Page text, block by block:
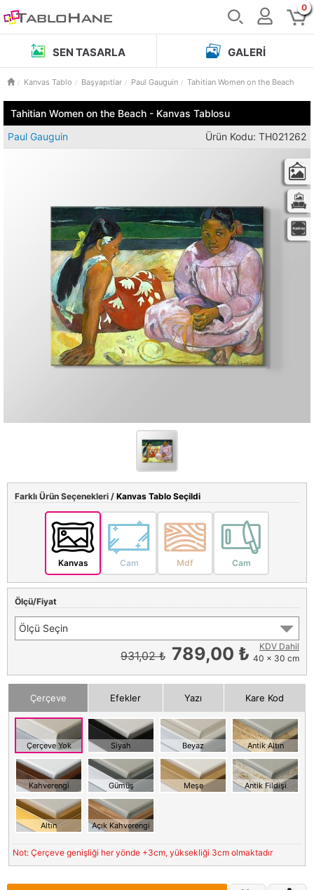
0
SEN TASARLA GALERI
Kanvas Tablo Başyapıtlar Paul Gauguin Tahitian Women on the Beach
Tahitian Women on the Beach - Kanvas Tablosu
Paul Gauguin
Ürün Kodu: TH021262
Farklı Ürün Seçenekleri / Kanvas Tablo Seçildi
Kanvas Cam Mdf Cam
Ölçü/Fiyat
Ölçü Seçin
931,02 ₺ 789,00 ₺
KDV Dahil
40 x 30 cm
Çerçeve Efekler Yazı Kare Kod
Çerçeve Yok Siyah Beyaz Antik Altın
Kahverengi Gümüş Meşe Antik Fildişi
Altın Açık Kahverengi
Not: Çerçeve genişliği her yönde +3cm, yüksekliği 3cm olmaktadır